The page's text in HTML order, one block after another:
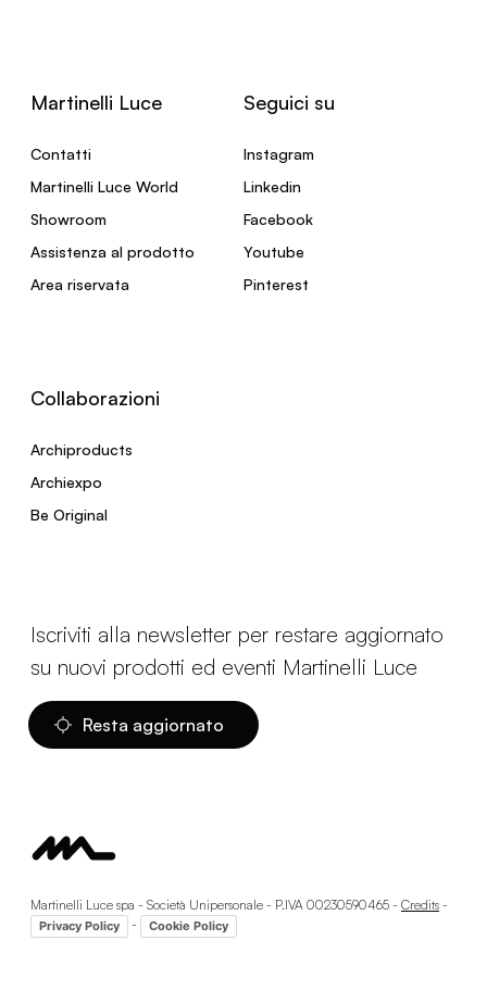
Martinelli Luce
Contatti
Martinelli Luce World
Showroom
Assistenza al prodotto
Area riservata
Seguici su
Instagram
Linkedin
Facebook
Youtube
Pinterest
Collaborazioni
Archiproducts
Archiexpo
Be Original
Iscriviti alla newsletter per restare aggiornato
su nuovi prodotti ed eventi Martinelli Luce
Resta aggiornato
Martinelli Luce spa - Società Unipersonale - P.IVA 00230590465 - Credits -
Privacy Policy - Cookie Policy